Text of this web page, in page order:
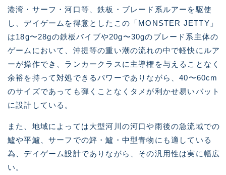
港湾・サーフ・河口等、鉄板・ブレード系ルアーを駆使
し、デイゲームを得意としたこの「MONSTER JETTY」
は18g〜28gの鉄板バイブや20g〜30gのブレード系主体の
ゲームにおいて、沖提等の重い潮の流れの中で軽快にルア
ーが操作でき、ランカークラスに主導権を与えることなく
余裕を持って対処できるパワーでありながら、40〜60cm
のサイズであっても弾くことなくタメが利かせ易いバット
に設計している。
また、地域によっては大型河川の河口や雨後の急流域での
鱸や平鱸、サーフでの鮃・鱸・中型青物にも適している
為、デイゲーム設計でありながら、その汎用性は実に幅広
い。